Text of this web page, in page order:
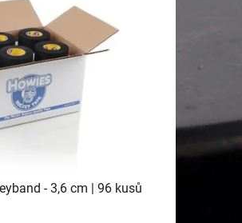
- 3,6 cm | 96 kusů